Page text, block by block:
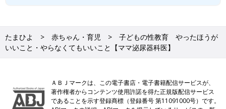
たまひよ 赤ちゃん・育児
子どもの性教育 やったほうが
いいこと・やらなくてもいいこと【ママ泌尿器科医】
ＡＢＪマークは、この電子書店・電子書籍配信サービスが、
著作権者からコンテンツ使用許諾を得た正規版配信サービス
であることを示す登録商標（登録番号 第11091000号）です。